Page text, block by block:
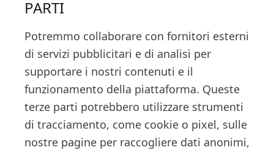
PARTI
Potremmo collaborare con fornitori esterni
di servizi pubblicitari e di analisi per
supportare i nostri contenuti e il
funzionamento della piattaforma. Queste
terze parti potrebbero utilizzare strumenti
di tracciamento, come cookie o pixel, sulle
nostre pagine per raccogliere dati anonimi,